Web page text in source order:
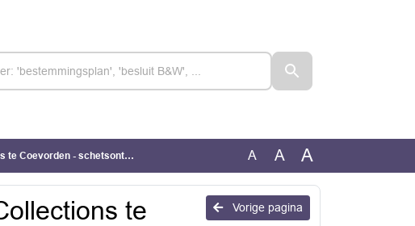
- schetsontwerp - 24-05-2024 A A A
Vorige pagina
te